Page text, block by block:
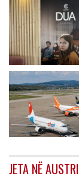
JETA NË AUSTRI